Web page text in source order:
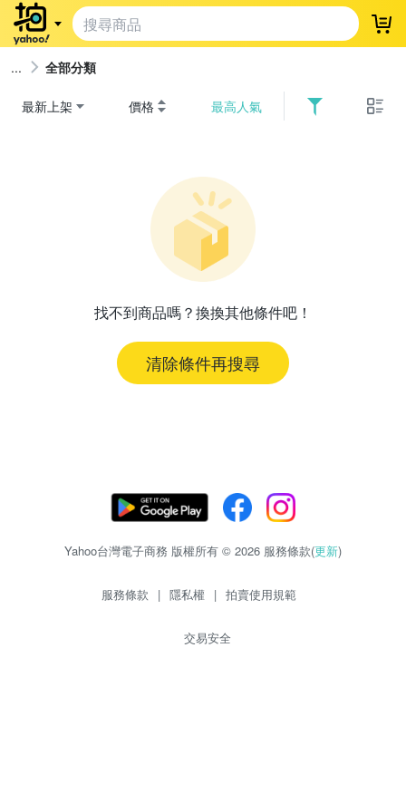
登
全部分類
最新上架 價格 最高人氣
找不到商品嗎？換換其他條件吧！
清除條件再搜尋
Yahoo台灣電子商務 版權所有 © 2026 服務條款(更新)
服務條款 | 隱私權 | 拍賣使用規範
交易安全